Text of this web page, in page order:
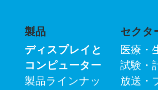
製品
ディスプレイと
コンピューター
製品ラインナッ
セクタ
医療・
試験・
放送・